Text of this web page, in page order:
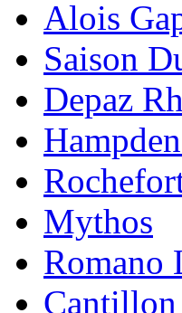
Alois
Saison
Depaz
Mythos
Romano